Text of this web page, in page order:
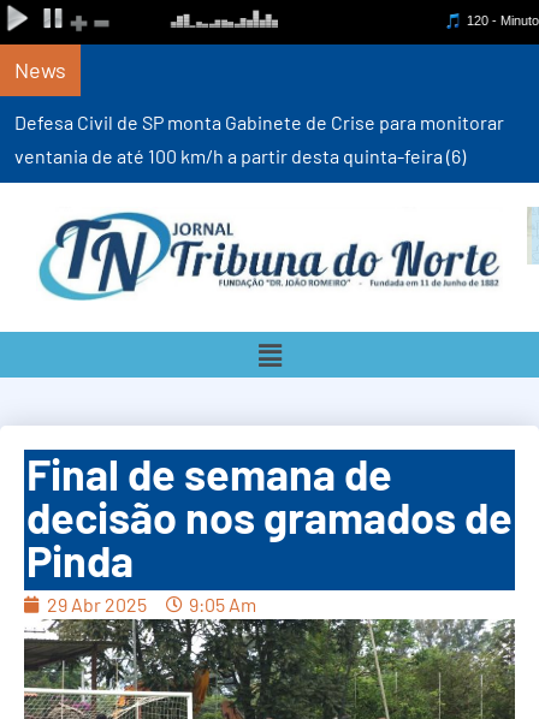
News
Defesa Civil de SP monta Gabinete de Crise para monitorar
ventania de até 100 km/h a partir desta quinta-feira (6)
Final de semana de
decisão nos gramados de
Pinda
29 Abr 2025 9:05 Am